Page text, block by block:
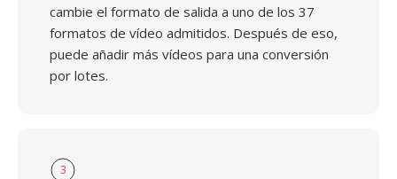
cambie el formato de salida a uno de los 37
formatos de vídeo admitidos. Después de eso,
puede añadir más vídeos para una conversión
por lotes.
3